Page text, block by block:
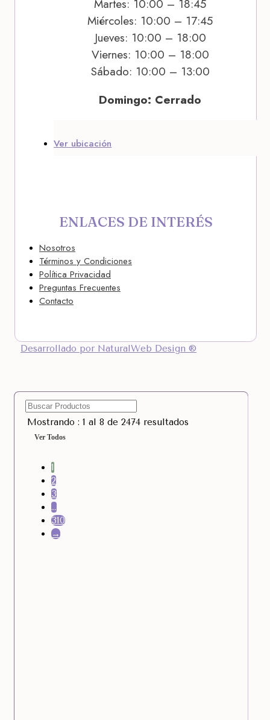
Martes: 10:00 – 18:45
Miércoles: 10:00 – 17:45
Jueves: 10:00 – 18:00
Viernes: 10:00 – 18:00
Sábado: 10:00 – 13:00
Domingo: Cerrado
Ver ubicación
ENLACES DE INTERÉS
Nosotros
Términos y Condiciones
Política Privacidad
Preguntas Frecuentes
Contacto
Desarrollado por NaturalWeb Design ®
Mostrando : 1 al 8 de 2474 resultados
Ver Todos
1
2
3
…
310
→